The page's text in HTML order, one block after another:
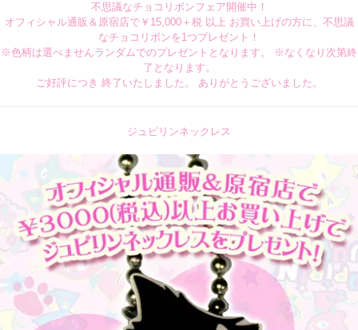
不思議なチョコリボンフェア開催中！
オフィシャル通販＆原宿店で￥15,000＋税 以上 お買い上げの方に、不思議
なチョコリボンを1つプレゼント！
※色柄は選べませんランダムでのプレゼントとなります。 ※なくなり次第終
了となります。
ご好評につき 終了いたしました。 ありがとうございました。
ジュピリンネックレス